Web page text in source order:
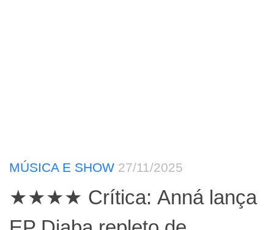
MÚSICA E SHOW 27/11/2025
★★★★ Crítica: Anná lança